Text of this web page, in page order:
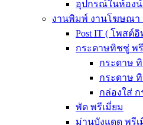
อุปกรณ์ในห้องน้
งานพิมพ์ งานโฆษณา
Post IT ( โพสต์
กระดาษทิชชู่ พ
กระดาษ
กระดาษ
กล่องใส่
พัด พรีเมี่ยม
ม่านบังแดด พรีเ